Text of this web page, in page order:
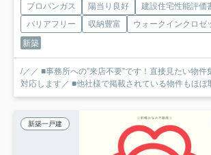
プロパンガス 陽当り良好
建設住宅性能評価
バリアフリー
収納豊富
ウォークインクロゼ
新築
/／／ ■事務所への”来店不要”です！直接見たい物
対応します／ ■他社様で掲載されている物件もほぼ
新築一戸建